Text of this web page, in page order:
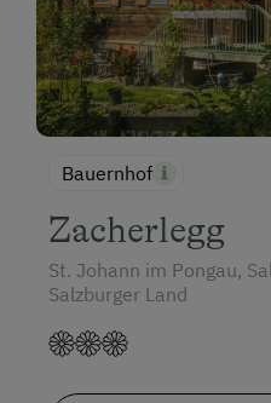
Bauernhof
Zacherlegg
St. Johann im Pongau,
Salzburger Land